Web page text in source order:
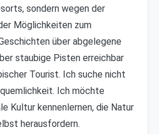
sondern wegen der
Möglichkeiten zum
über abgelegene
staubige Pisten erreichbar
Tourist. Ich suche nicht
Ich möchte
Kultur kennenlernen, die Natur
herausfordern.